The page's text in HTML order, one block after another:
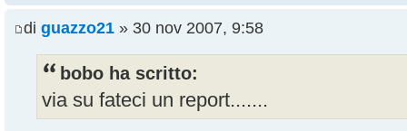
di guazzo21 » 30 nov 2007, 9:58
bobo ha scritto:
via su fateci un report.......